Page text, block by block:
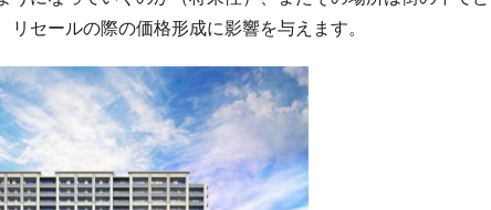
セールの際の価格形成に影響を与えます。